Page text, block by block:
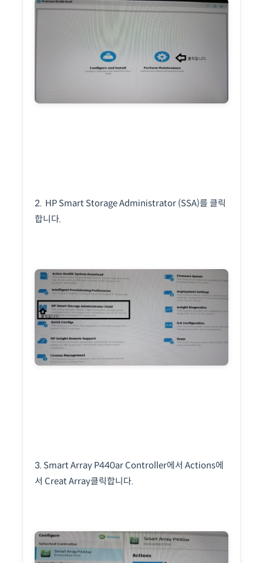
2. HP Smart Storage Administrator (SSA)를 클릭
합니다.
3. Smart Array P440ar Controller에서 Actions에
서 Creat Array클릭합니다.